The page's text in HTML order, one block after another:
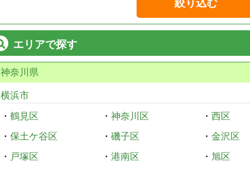
絞り込む
エリアで探す
神奈川県
横浜市
・ 鶴見区 ・ 神奈川区 ・ 西区
・ 保土ケ谷区 ・ 磯子区 ・ 金沢区
・ 戸塚区 ・ 港南区 ・ 旭区